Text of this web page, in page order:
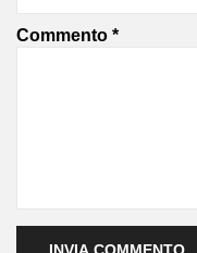
Commento *